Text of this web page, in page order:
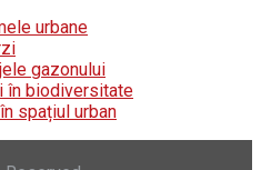
urbane
gazonului
în biodiversitate
spațiul urban